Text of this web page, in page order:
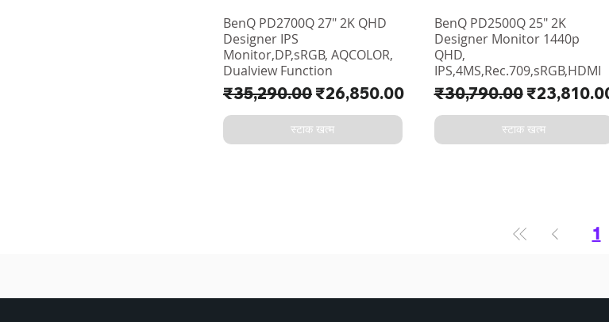
BenQ PD2700Q 27" 2K QHD
Designer IPS
Monitor,DP,sRGB, AQCOLOR,
Dualview Function
नियमित मूल्य
₹35,290.00 बिक्री मूल्य
₹26,850.00
स्टाक खत्म
BenQ PD2500Q 25" 2K
Designer Monitor 1440p
QHD,
IPS,4MS,Rec.709,sRGB,HDMI
नियमित मूल्य
₹30,790.00 बिक्री मूल्य
स्टाक खत्म
1